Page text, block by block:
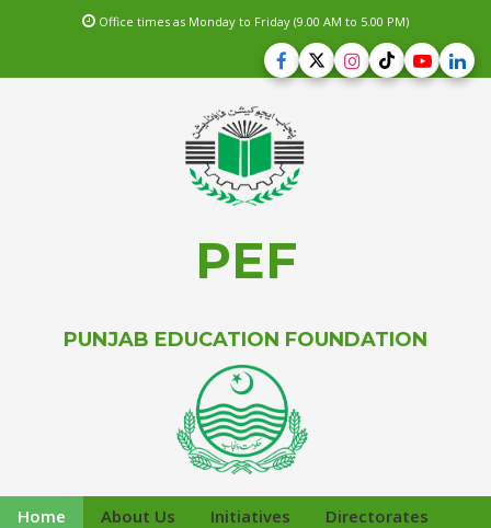
Office times as Monday to Friday (9.00 AM to 5.00 PM)
PEF
PUNJAB EDUCATION FOUNDATION
Home About Us Initiatives
Directorates